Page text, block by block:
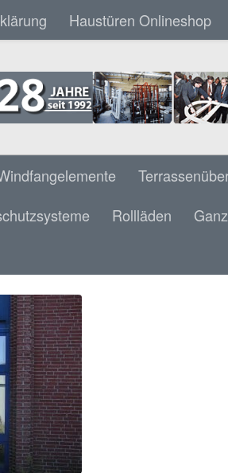
Haustüren Onlineshop
Rollläden